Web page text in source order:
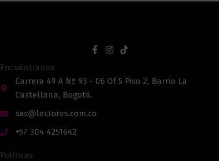
Encuéntranos
Carrera 49 A Nº 93 - 06 Of 5 Piso 2, Barrio La
Castellana, Bogotá.
sac@lectores.com.co
+57 304 4251642
Políticas